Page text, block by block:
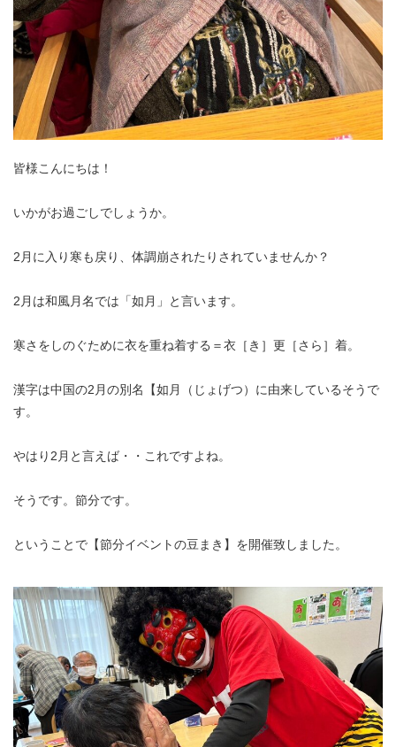
皆様こんにちは！
いかがお過ごしでしょうか。
2月に入り寒も戻り、体調崩されたりされていませんか？
2月は和風月名では「如月」と言います。
寒さをしのぐために衣を重ね着する＝衣［き］更［さら］着。
漢字は中国の2月の別名【如月（じょげつ）に由来しているそうで
す。
やはり2月と言えば・・これですよね。
そうです。節分です。
ということで【節分イベントの豆まき】を開催致しました。